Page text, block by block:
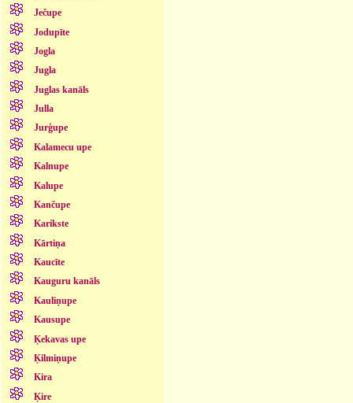
Ječupe
Jodupīte
Jogla
Jugla
Juglas kanāls
Julla
Jurģupe
Kalamecu upe
Kalnupe
Kalupe
Kančupe
Karikste
Kārtiņa
Kaucīte
Kauguru kanāls
Kauliņupe
Kausupe
Ķekavas upe
Ķilmiņupe
Kira
Ķire